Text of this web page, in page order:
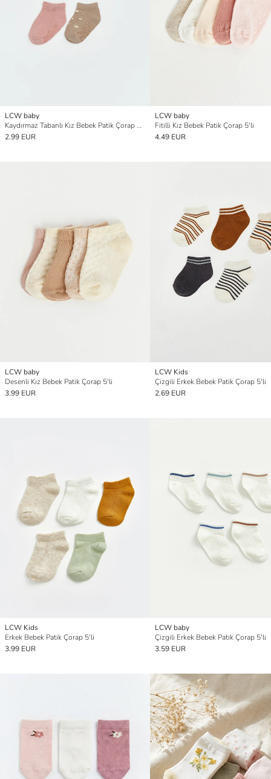
LCW baby
Kaydırmaz Tabanlı Kız Bebek Patik Çorap 5'li
2.99 EUR
LCW baby
Fitilli Kız Bebek Patik Çorap 5'li
4.49 EUR
LCW baby
Desenli Kız Bebek Patik Çorap 5'li
3.99 EUR
LCW Kids
Çizgili Erkek Bebek Patik Çorap 5'li
2.69 EUR
LCW Kids
Erkek Bebek Patik Çorap 5'li
3.99 EUR
LCW baby
Çizgili Erkek Bebek Patik Çorap 5'li
3.59 EUR